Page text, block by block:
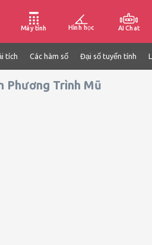
Máy tính Hình học AI Chat
tích Các hàm số Đại số tuyến tính
Phương Trình Mũ